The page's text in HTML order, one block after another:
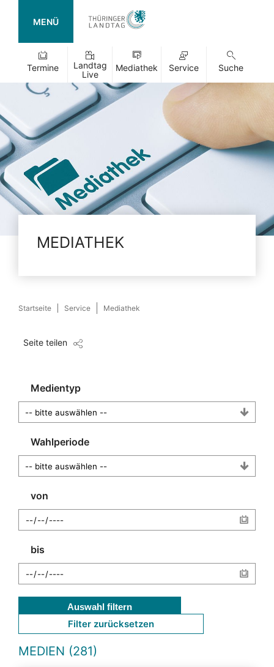
MENÜ
Termine
Landtag
Live
Mediathek Service Suche
MEDIATHEK
Startseite Service Mediathek
Seite teilen
Medientyp
Wahlperiode
von
bis
Auswahl filtern
Filter zurücksetzen
MEDIEN (281)